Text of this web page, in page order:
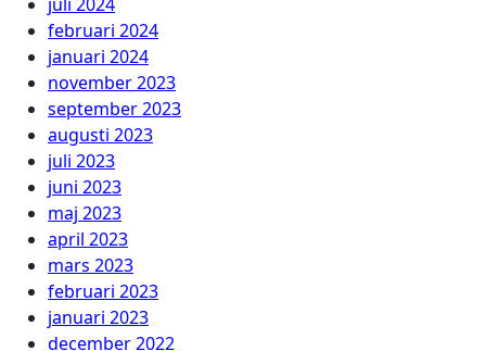
februari 2024
januari 2024
november 2023
september 2023
augusti 2023
juli 2023
juni 2023
maj 2023
april 2023
mars 2023
februari 2023
januari 2023
december 2022